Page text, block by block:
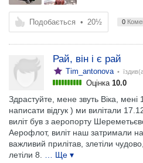
Подобається • 20½ 0
Рай, він і є рай
Tim_antonova •
Оцінка 10.0
Здрастуйте, мене звуть Віка, мені
написати відгук ) ми вилітали
виліт був з аеропорту
Аерофлот, виліт наш затримали
важливий прилітав, злетіли
летіли 8.
… Ще ▾